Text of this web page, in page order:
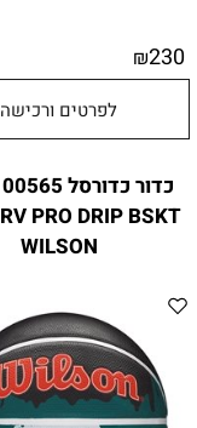
₪230
לפרטים ורכישה
WILSON